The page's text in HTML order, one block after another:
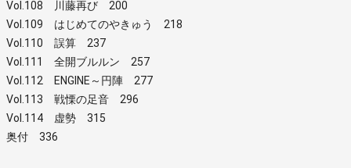
Vol.108 川藤再び 200
Vol.109 はじめてのやきゅう 218
Vol.110 誤算 237
Vol.111 全開ブルルン 257
Vol.112 ENGINE～円陣 277
Vol.113 戦慄の足音 296
Vol.114 虚勢 315
奥付 336